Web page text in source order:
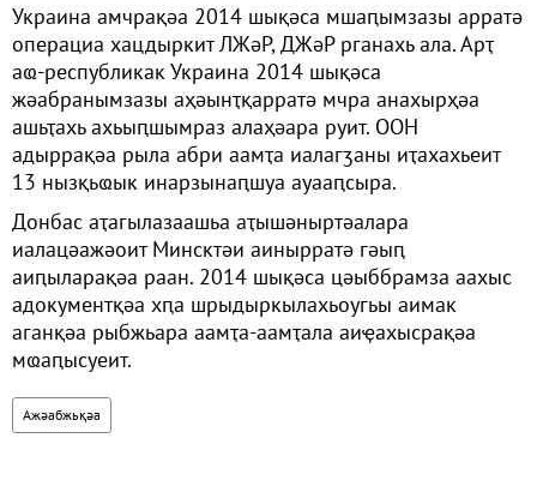
Украина амчрақәа 2014 шықәса мшаԥымзазы арратә
операциа хацдыркит ЛЖәР, ДЖәР рганахь ала. Арҭ
аҩ-республикак Украина 2014 шықәса
жәабранымзазы аҳәынҭқарратә мчра анахырҳәа
ашьҭахь ахьыԥшымраз алаҳәара руит. ООН
адыррақәа рыла абри аамҭа иалагӡаны иҭахахьеит
13 нызқьҩык инарзынаԥшуа ауааԥсыра.
Донбас аҭагылазаашьа аҭышәныртәалара
иалацәажәоит Минсктәи аинырратә гәыԥ
аиԥыларақәа раан. 2014 шықәса цәыббрамза аахыс
адокументқәа хԥа шрыдыркылахьоугьы аимак
аганқәа рыбжьара аамҭа-аамҭала аиҿахысрақәа
мҩаԥысуеит.
Ажәабжьқәа